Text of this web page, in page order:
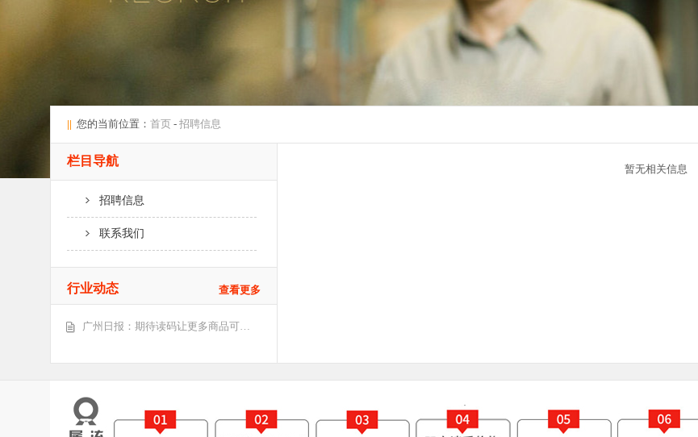
|| 您的当前位置： 首页 - 招聘信息
栏目导航
招聘信息
联系我们
行业动态 查看更多
广州日报：期待读码让更多商品可…
暂无相关信息